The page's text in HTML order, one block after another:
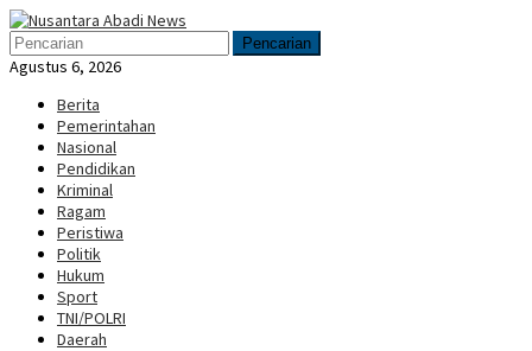
Loncat
ke
konten
Menu
Mobile
Pencarian
Agustus 6, 2026
Berita
Pemerintahan
Nasional
Pendidikan
Kriminal
Ragam
Peristiwa
Politik
Hukum
Sport
TNI/POLRI
Daerah